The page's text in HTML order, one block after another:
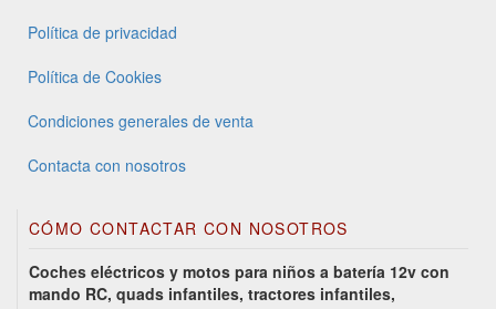
Política de privacidad
Política de Cookies
Condiciones generales de venta
Contacta con nosotros
CÓMO CONTACTAR CON NOSOTROS
Coches eléctricos y motos para niños a batería 12v con
mando RC, quads infantiles, tractores infantiles,